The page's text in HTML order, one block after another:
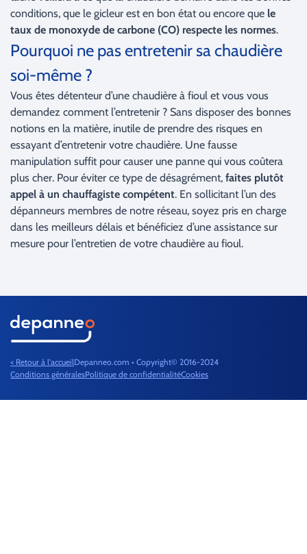
conditions, que le gicleur est en bon état ou encore que le
taux de monoxyde de carbone (CO) respecte les normes.
Pourquoi ne pas entretenir sa chaudière
soi-même ?
Vous êtes détenteur d’une chaudière à fioul et vous vous
demandez comment l’entretenir ? Sans disposer des bonnes
notions en la matière, inutile de prendre des risques en
essayant d’entretenir votre chaudière. Une fausse
manipulation suffit pour causer une panne qui vous coûtera
plus cher. Pour éviter ce type de désagrément, faites plutôt
appel à un chauffagiste compétent. En sollicitant l’un des
dépanneurs membres de notre réseau, soyez pris en charge
dans les meilleurs délais et bénéficiez d’une assistance sur
mesure pour l’entretien de votre chaudière au fioul.
< Retour à l'accueilDepanneo.com • Copyright© 2016-2024
Conditions généralesPolitique de confidentialitéCookies